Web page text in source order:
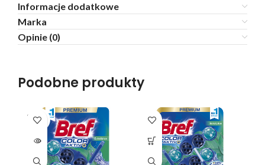
Informacje dodatkowe
Marka
Opinie (0)
Podobne produkty
SOLD
OUT